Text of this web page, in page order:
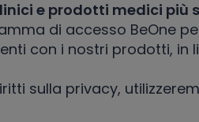
e prodotti medici più
di accesso BeOne
con i nostri prodotti,
sulla privacy,